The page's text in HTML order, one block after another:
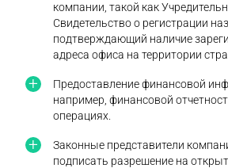
компании, такой как
Свидетельство о регистрации
подтверждающий наличие
адреса офиса на территории
Предоставление финансовой
например, финансовой
операциях.
Законные представители
подписать разрешение на